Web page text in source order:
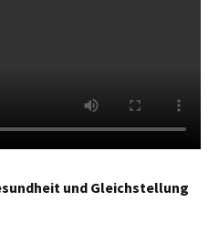
und Gleichstellung